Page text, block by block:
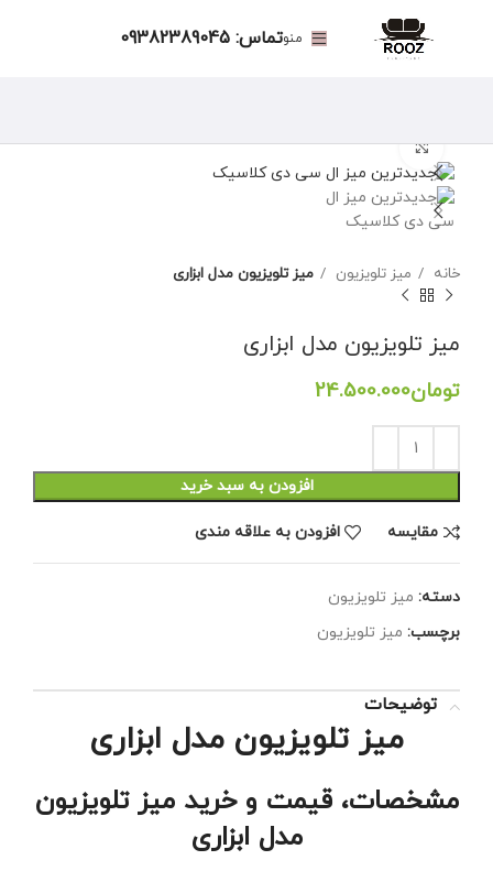
منوتماس: 09382389045
برای بزرگنمایی کلیک کنید
خانه میز تلویزیون میز تلویزیون مدل ابزاری
میز تلویزیون مدل ابزاری
تومان
افزودن به سبد خرید
مقايسه افزودن به علاقه مندی
دسته: میز تلویزیون
برچسب: میز تلویزیون
توضیحات
میز تلویزیون مدل ابزاری
مشخصات، قیمت و خرید میز تلویزیون
مدل ابزاری